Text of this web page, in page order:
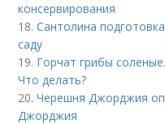
консервирования
18.Сантолина
саду
19. Горчат грибы
Что делать?
20.Черешня Джорджия
Джорджия